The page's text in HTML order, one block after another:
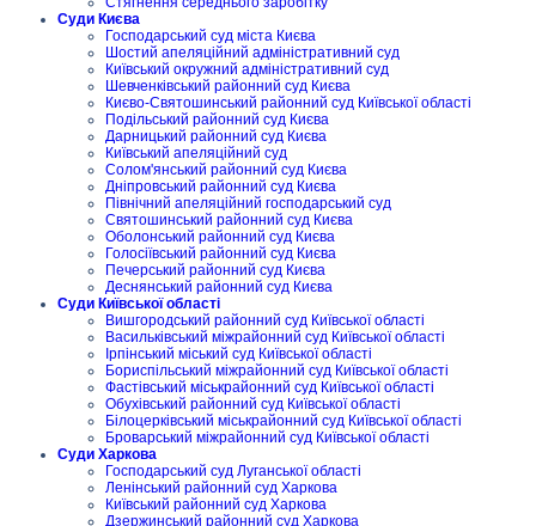
Суди Києва
Господарський суд міста Києва
Шостий апеляційний адміністративний суд
Київський окружний адміністративний суд
Шевченківський районний суд Києва
Києво-Святошинський районний суд Київської області
Подільський районний суд Києва
Дарницький районний суд Києва
Київський апеляційний суд
Солом'янський районний суд Києва
Дніпровський районний суд Києва
Північний апеляційний господарський суд
Святошинський районний суд Києва
Оболонський районний суд Києва
Голосіївський районний суд Києва
Печерський районний суд Києва
Деснянський районний суд Києва
Суди Київської області
Вишгородський районний суд Київської області
Васильківський міжрайонний суд Київської області
Ірпінський міський суд Київської області
Бориспільський міжрайонний суд Київської області
Фастівський міськрайонний суд Київської області
Обухівський районний суд Київської області
Білоцерківський міськрайонний суд Київської області
Броварський міжрайонний суд Київської області
Суди Харкова
Господарський суд Луганської області
Ленінський районний суд Харкова
Київський районний суд Харкова
Дзержинський районний суд Харкова